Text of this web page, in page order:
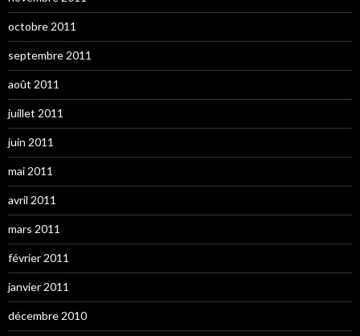
octobre 2011
septembre 2011
août 2011
juillet 2011
juin 2011
mai 2011
avril 2011
mars 2011
février 2011
janvier 2011
décembre 2010